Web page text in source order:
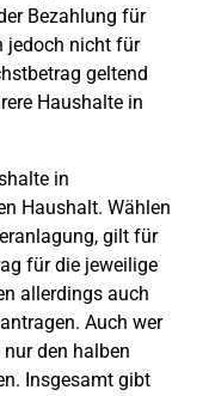
Bezahlung für
jedoch nicht für
geltend
Haushalte in
in
Haushalt. Wählen
gilt für
für die jeweilige
allerdings auch
Auch wer
den halben
Insgesamt gibt